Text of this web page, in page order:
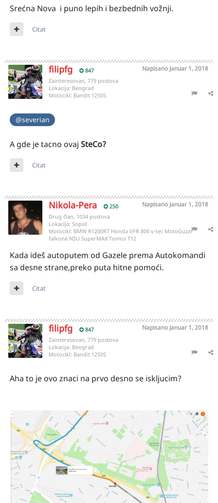
Srećna Nova i puno lepih i bezbednih vožnji.
Citat
filipfg 847 Napisano Januar 1, 2018
Zainteresovan, 779 postova
Lokacija: Beograd
Motocikl: Bandit 1250S
@severian
A gde je tacno ovaj SteCo?
Citat
Nikola-Pera 250 Napisano Januar 1, 2018
Drug član, 1034 postova
Lokacija: Sopot
Motocikl: BMW R1200RT Honda VFR 800 v-tec MotoGuzzi
falkone NSU SuperMAX Tomos T12
Kada ideš autoputem od Gazele prema Autokomandi
sa desne strane,preko puta hitne pomoći.
Citat
filipfg 847 Napisano Januar 1, 2018
Zainteresovan, 779 postova
Lokacija: Beograd
Motocikl: Bandit 1250S
Aha to je ovo znaci na prvo desno se iskljucim?